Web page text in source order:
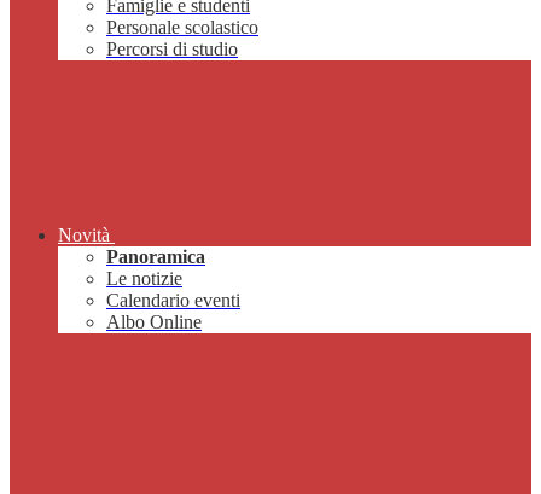
Famiglie e studenti
Personale scolastico
Percorsi di studio
Novità
Panoramica
Le notizie
Calendario eventi
Albo Online